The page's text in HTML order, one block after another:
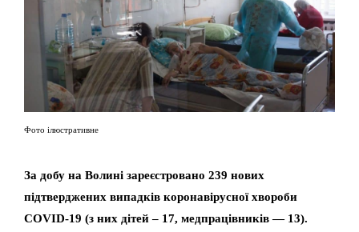
Фото ілюстративне
За добу на Волині зареєстровано 239 нових
підтверджених випадків коронавірусної хвороби
COVID-19 (з них дітей – 17, медпрацівників — 13).